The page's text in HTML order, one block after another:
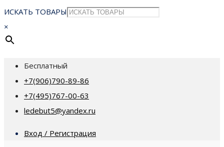
ИСКАТЬ ТОВАРЫ
×
Бесплатный
+7(906)790-89-86
+7(495)767-00-63
ledebut5@yandex.ru
Вход / Регистрация